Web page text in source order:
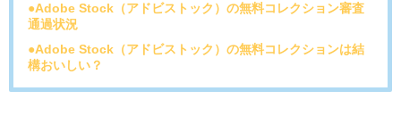
●Adobe Stock（アドビストック）の無料コレクション審査
通過状況
●Adobe Stock（アドビストック）の無料コレクションは結
構おいしい？